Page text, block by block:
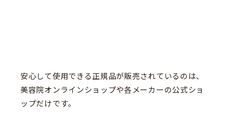
安心して使用できる正規品が販売されているのは、
美容院オンラインショップや各メーカーの公式ショ
ップだけです。